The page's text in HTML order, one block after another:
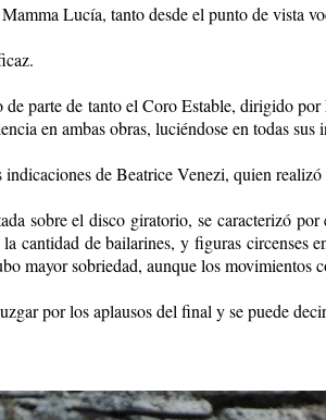
Lucía, tanto desde el punto de vista
de parte de tanto el Coro Estable, dirigido
en ambas obras, luciéndose en todas sus
de Beatrice Venezi, quien
sobre el disco giratorio, se caracterizó
cantidad de bailarines, y figuras
mayor sobriedad, aunque los
por los aplausos del final y se puede